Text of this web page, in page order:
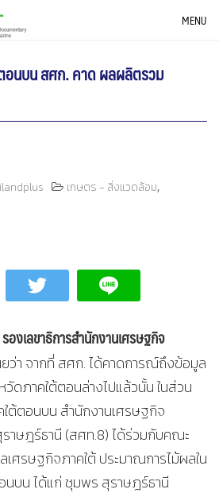
MENU
อนบน สศก. คาด ผลผลิตรวม
เกษตร - สิ่งแวดล้อม,
งเลขาธิการสำนักงานเศรษฐกิจ
ยว่า จากที่ สศก. ได้คาดการณ์ถึงข้อมูล
ดภาคใต้ตอนล่างไปแล้วนั้น ในส่วน
ต้ตอนบน สำนักงานเศรษฐกิจ
าษฎร์ธานี (สศท.8) ได้ร่วมกับคณะ
เศรษฐกิจภาคใต้ ประมาณการไม้ผลใน
บน ได้แก่ ชุมพร สุราษฎร์ธานี